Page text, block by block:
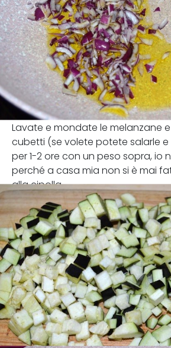
Lavate e mondate le melanzane
cubetti (se volete potete salarle e
per 1-2 ore con un peso sopra, io
perché a casa mia non si è mai
alla cipolla.